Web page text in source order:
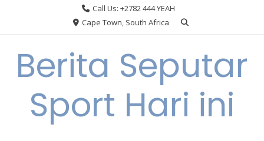
Call Us: +2782 444 YEAH
Cape Town, South Africa
Berita Seputar
Sport Hari ini